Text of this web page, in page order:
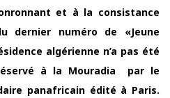
et à la consistance
dernier numéro de «Jeune
algérienne n’a pas été
à la Mouradia par le
panafricain édité à Paris.